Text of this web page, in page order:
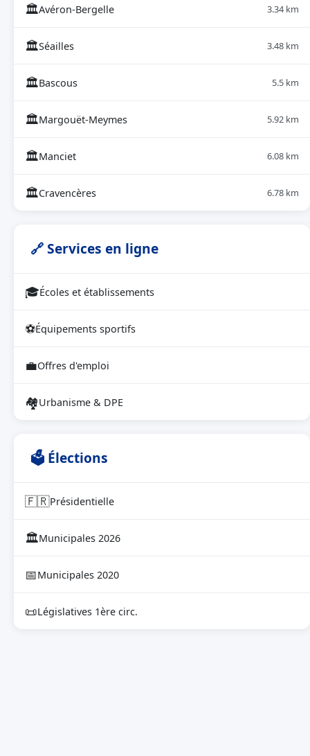
🏛Avéron-Bergelle 3.34 km
🏛Séailles 3.48 km
🏛Bascous 5.5 km
🏛Margouët-Meymes 5.92 km
🏛Manciet 6.08 km
🏛Cravencères 6.78 km
🔗 Services en ligne
🎓Écoles et établissements
⚽Équipements sportifs
💼Offres d'emploi
🏘Urbanisme & DPE
🗳 Élections
🇫🇷Présidentielle
🏛Municipales 2026
📅Municipales 2020
📜Législatives 1ère circ.